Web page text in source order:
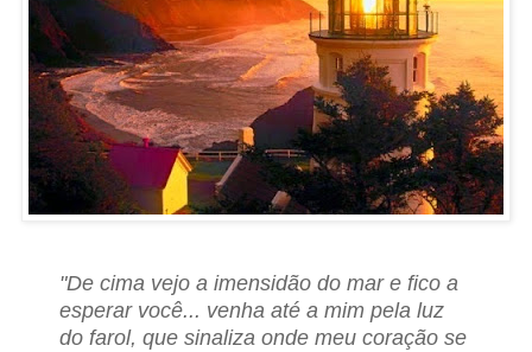
"De cima vejo a imensidão do mar e fico a
esperar você... venha até a mim pela luz
do farol, que sinaliza onde meu coração se